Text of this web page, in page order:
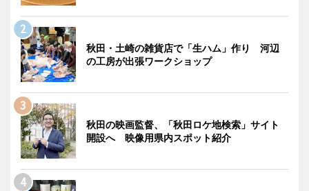
秋田・土崎の雑貨店で「生ハム」作り 河辺
の工房が出張ワークショップ
秋田の映画監督、「秋田ロケ地検索」サイト
開設へ 映像用県内スポット紹介